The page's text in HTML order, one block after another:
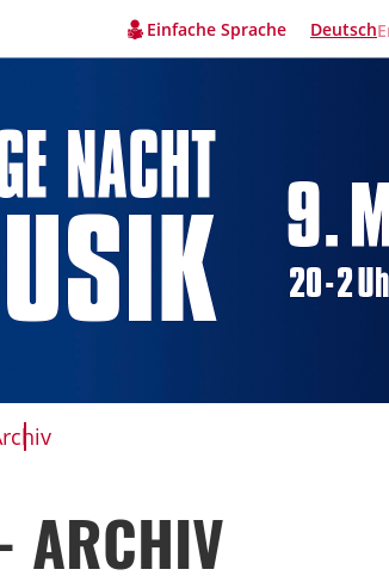
Deutsch
Einfache Sprache
ARCHIV